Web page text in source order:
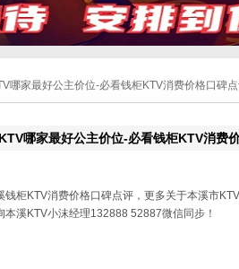
哪家最好公主价位-必看钱柜KTV消费价格口碑
哪家最好公主价位-必看钱柜KTV消费
钱柜KTV消费价格口碑点评，更多关于本溪市
本溪KTV小沫经理132888 52887微信同步！